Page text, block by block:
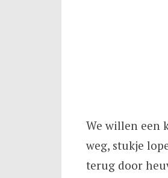
We willen een
weg, stukje
terug door